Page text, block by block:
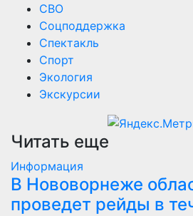
СВО
Соцподдержка
Спектакль
Спорт
Экология
Экскурсии
Читать еще
Информация
В Нововорнеже
проведет рейды в